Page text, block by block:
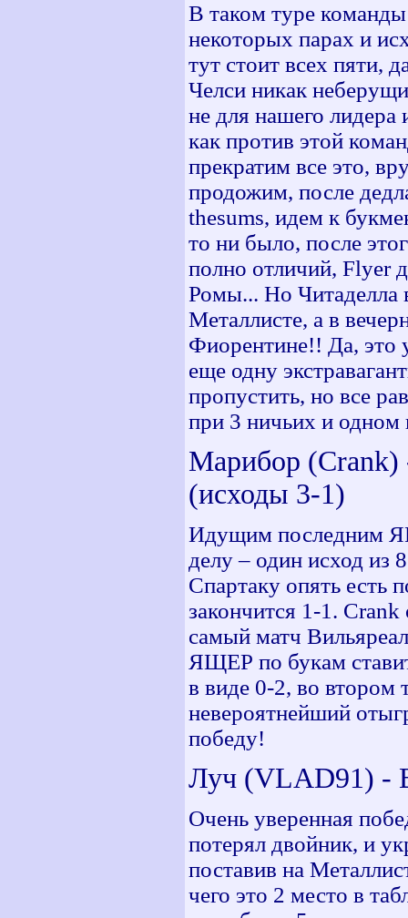
В таком туре
некоторых парах и
тут стоит всех пяти,
Челси никак
не для нашего
как против этой
прекратим все это,
продожим, после
thesums, идем к
то ни было, после
полно отличий, Flyer
Ромы... Но Читаделла
Металлисте, а в
Фиорентине!! Да, это
еще одну
пропустить, но все
при 3 ничьих и одном
Марибор
(исходы 3-1)
Идущим последним
делу – один исход из
Спартаку опять есть
закончится 1-1.
самый матч
ЯЩЕР по букам
в виде 0-2, во втором
невероятнейший
победу!
Луч (VLAD91) -
Очень уверенная
потерял двойник, и
поставив на
чего это 2 место в